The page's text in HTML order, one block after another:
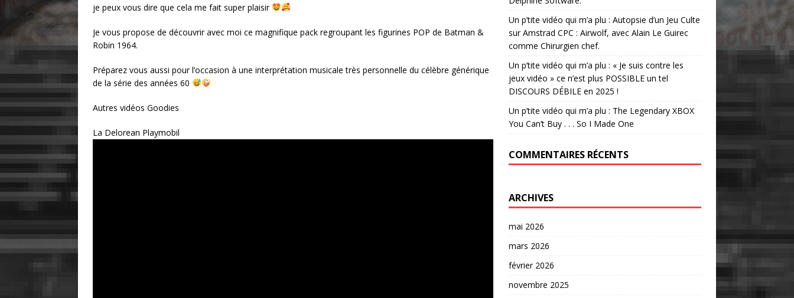
je peux vous dire que cela me fait super plaisir
Je vous propose de découvrir avec moi ce magnifique pack regroupant les figurines POP de Batman &
Robin 1964.
Préparez vous aussi pour l’occasion à une interprétation musicale très personnelle du célèbre générique
de la série des années 60
Autres vidéos Goodies
La Delorean Playmobil
Un p’tite vidéo qui m’a plu : Autopsie d’un Jeu Culte
sur Amstrad CPC : Airwolf, avec Alain Le Guirec
comme Chirurgien chef.
Un p’tite vidéo qui m’a plu : « Je suis contre les
jeux vidéo » ce n’est plus POSSIBLE un tel
DISCOURS DÉBILE en 2025 !
Un p’tite vidéo qui m’a plu : The Legendary XBOX
You Can’t Buy . . . So I Made One
COMMENTAIRES RÉCENTS
ARCHIVES
mai 2026
mars 2026
février 2026
novembre 2025